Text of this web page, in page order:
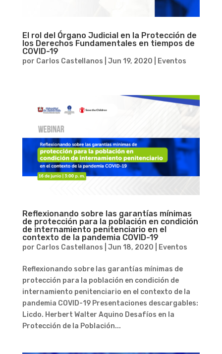
El rol del Órgano Judicial en la Protección de
los Derechos Fundamentales en tiempos de
COVID-19
por Carlos Castellanos Jun 19, 2020 Eventos
Reflexionando sobre las garantías mínimas
de protección para la población en condición
de internamiento penitenciario en el
contexto de la pandemia COVID-19
por Carlos Castellanos Jun 18, 2020 Eventos
Reflexionando sobre las garantías mínimas de
protección para la población en condición de
internamiento penitenciario en el contexto de la
pandemia COVID-19 Presentaciones descargables:
Licdo. Herbert Walter Aquino Desafíos en la
Protección de la Población...